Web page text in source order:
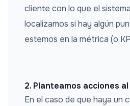
cliente con lo que el
localizamos si hay algún
estemos en la métrica (o
2. Planteamos acciones
En el caso de que haya un